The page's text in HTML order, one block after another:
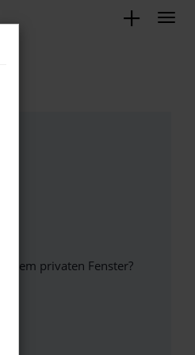
privaten Fenster?